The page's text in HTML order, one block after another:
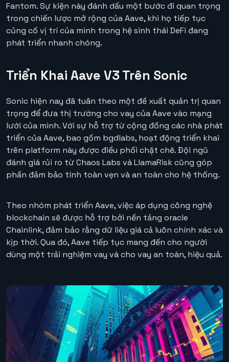
Fantom. Sự kiện này đánh dấu một bước đi quan trọng
trong chiến lược mở rộng của Aave, khi họ tiếp tục
củng cố vị trí của mình trong hệ sinh thái DeFi đang
phát triển nhanh chóng.
Triển Khai Aave V3 Trên Sonic
Sonic hiện nay đã tuân theo một đề xuất quản trị quan
trọng để đưa thị trường cho vay của Aave vào mạng
lưới của mình. Với sự hỗ trợ từ cộng đồng các nhà phát
triển của Aave, bao gồm bgdlabs, hoạt động triển khai
trên platform này được điều phối chặt chẽ. Đội ngũ
đánh giá rủi ro từ Chaos Labs và LlamaRisk cũng góp
phần đảm bảo tính toàn vẹn và an toàn cho hệ thống.
Theo nhóm phát triển Aave, việc áp dụng công nghệ
blockchain sẽ được hỗ trợ bởi nền tảng oracle
Chainlink, đảm bảo rằng dữ liệu giá cả luôn chính xác và
kịp thời. Qua đó, Aave tiếp tục mang đến cho người
dùng một trải nghiệm vay và cho vay an toàn, hiệu quả.